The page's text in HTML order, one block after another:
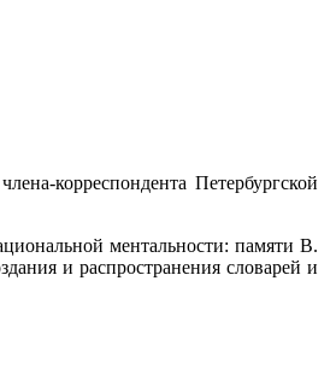
корреспондента Петербургской
ментальности: памяти В.
и распространения словарей и